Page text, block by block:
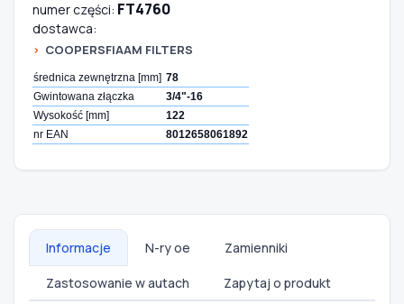
numer części: FT4760
dostawca:
COOPERSFIAAM FILTERS
średnica zewnętrzna [mm] 78
Gwintowana złączka
3/4"-16
Wysokość [mm]
122
nr EAN
8012658061892
Informacje N-ry oe Zamienniki
Zastosowanie w autach Zapytaj o produkt